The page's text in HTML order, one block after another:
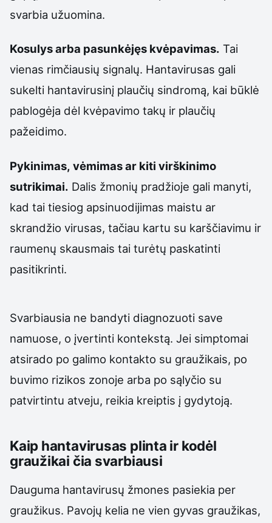
svarbia užuomina.
Kosulys arba pasunkėjęs kvėpavimas. Tai
vienas rimčiausių signalų. Hantavirusas gali
sukelti hantavirusinį plaučių sindromą, kai būklė
pablogėja dėl kvėpavimo takų ir plaučių
pažeidimo.
Pykinimas, vėmimas ar kiti virškinimo
sutrikimai. Dalis žmonių pradžioje gali manyti,
kad tai tiesiog apsinuodijimas maistu ar
skrandžio virusas, tačiau kartu su karščiavimu ir
raumenų skausmais tai turėtų paskatinti
pasitikrinti.
Svarbiausia ne bandyti diagnozuoti save
namuose, o įvertinti kontekstą. Jei simptomai
atsirado po galimo kontakto su graužikais, po
buvimo rizikos zonoje arba po sąlyčio su
patvirtintu atveju, reikia kreiptis į gydytoją.
Kaip hantavirusas plinta ir kodėl
graužikai čia svarbiausi
Dauguma hantavirusų žmones pasiekia per
graužikus. Pavojų kelia ne vien gyvas graužikas,